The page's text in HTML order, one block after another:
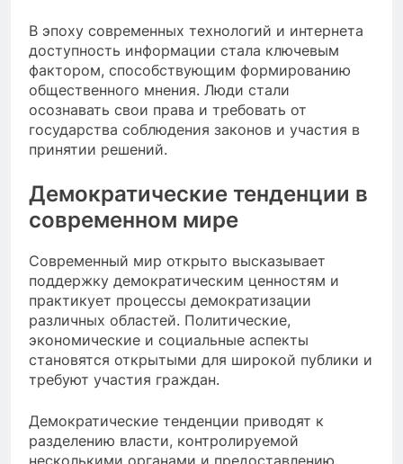
В эпоху современных технологий и интернета
доступность информации стала ключевым
фактором, способствующим формированию
общественного мнения. Люди стали
осознавать свои права и требовать от
государства соблюдения законов и участия в
принятии решений.
Демократические тенденции в
современном мире
Современный мир открыто высказывает
поддержку демократическим ценностям и
практикует процессы демократизации
различных областей. Политические,
экономические и социальные аспекты
становятся открытыми для широкой публики и
требуют участия граждан.
Демократические тенденции приводят к
разделению власти, контролируемой